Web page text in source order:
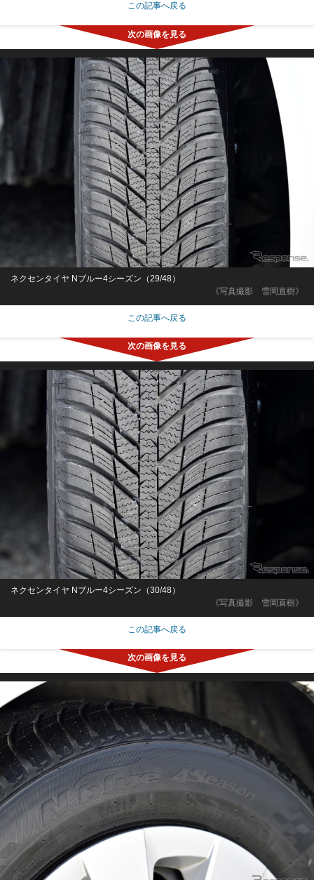
この記事へ戻る
《写真撮影 雪岡直樹》
ネクセンタイヤ Nブルー4シーズン（29/48）
この記事へ戻る
《写真撮影 雪岡直樹》
ネクセンタイヤ Nブルー4シーズン（30/48）
この記事へ戻る